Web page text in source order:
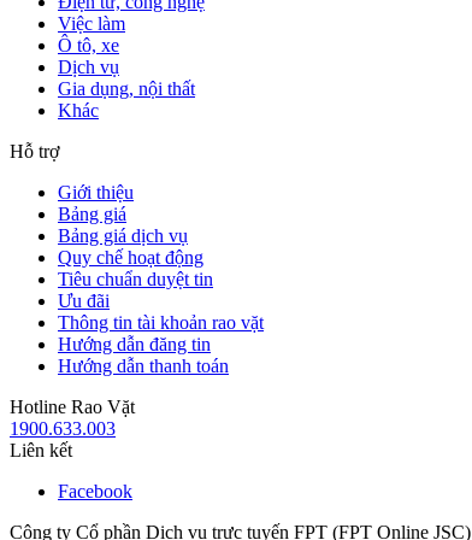
Việc làm
Ô tô, xe
Dịch vụ
Gia dụng, nội thất
Khác
Hỗ trợ
Giới thiệu
Bảng giá
Bảng giá dịch vụ
Quy chế hoạt động
Tiêu chuẩn duyệt tin
Ưu đãi
Thông tin tài khoản rao vặt
Hướng dẫn đăng tin
Hướng dẫn thanh toán
Hotline Rao Vặt
1900.633.003
Liên kết
Facebook
Công ty Cổ phần Dịch vụ trực tuyến FPT (FPT Online JSC)